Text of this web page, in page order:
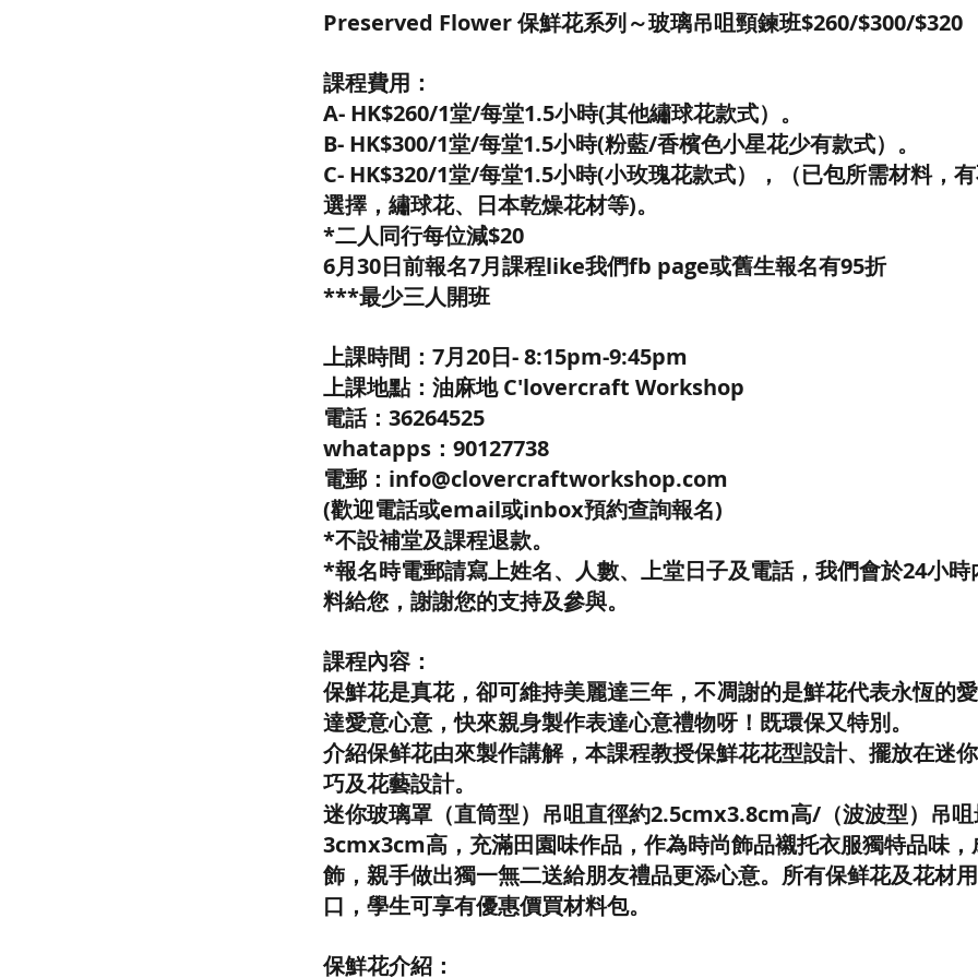
Preserved Flower 保鮮花系列～玻璃吊咀頸鍊班$260/$300/$320
課程費用：
A- HK$260/1堂/每堂1.5小時(其他繡球花款式）。
B- HK$300/1堂/每堂1.5小時(粉藍/香檳色小星花少有款式）。
C- HK$320/1堂/每堂1.5小時(小玫瑰花款式），（已包所需材料，
選擇，繡球花、日本乾燥花材等)。
*二人同行每位減$20
6月30日前報名7月課程like我們fb page或舊生報名有95折
***最少三人開班
上課時間：7月20日- 8:15pm-9:45pm
上課地點：油麻地 C'lovercraft Workshop
電話：36264525
whatapps：90127738
電郵：info@clovercraftworkshop.com
(歡迎電話或email或inbox預約查詢報名)
*不設補堂及課程退款。
*報名時電郵請寫上姓名、人數、上堂日子及電話，我們會於24小時
料給您，謝謝您的支持及參與。
課程內容：
保鮮花是真花，卻可維持美麗達三年，不凋謝的是鮮花代表永恆的
達愛意心意，快來親身製作表達心意禮物呀！既環保又特別。
介紹保鲜花由來製作講解，本課程教授保鮮花花型設計、擺放在迷
巧及花藝設計。
迷你玻璃罩（直筒型）吊咀直徑約2.5cmx3.8cm高/（波波型）吊
3cmx3cm高，充滿田園味作品，作為時尚飾品襯托衣服獨特品味
飾，親手做出獨一無二送給朋友禮品更添心意。所有保鲜花及花材
口，學生可享有優惠價買材料包。
保鮮花介紹：